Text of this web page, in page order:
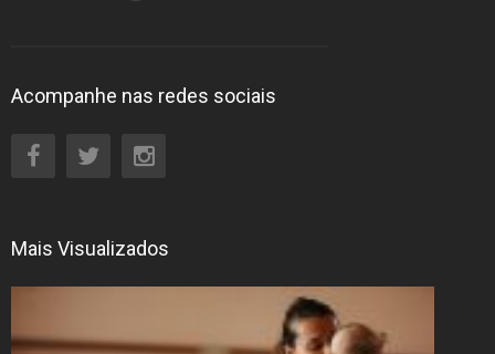
Acompanhe nas redes sociais
Mais Visualizados